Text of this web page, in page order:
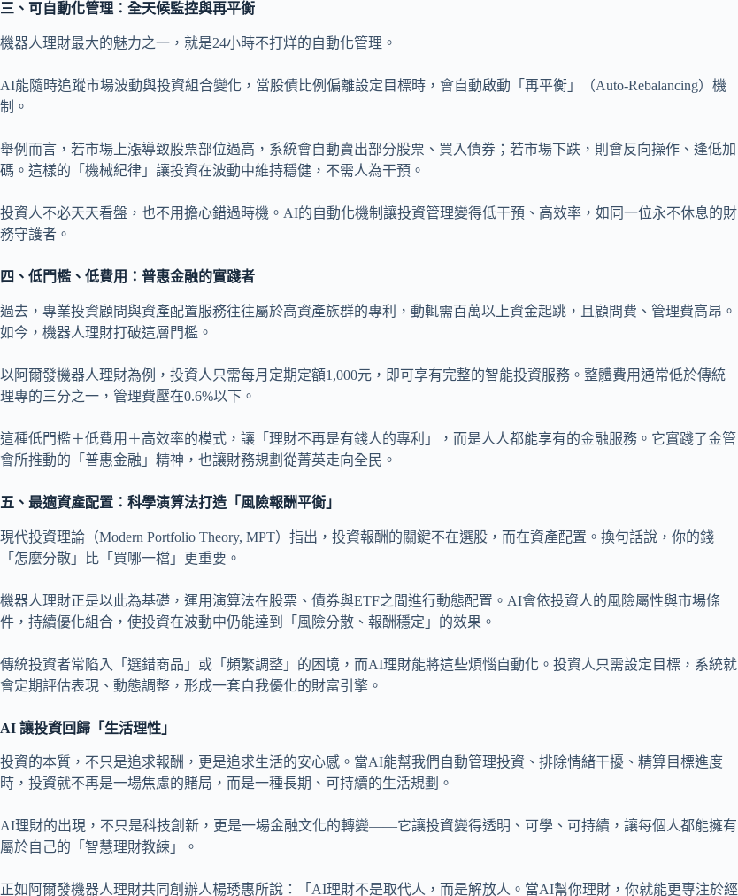
三、可自動化管理：全天候監控與再平衡
機器人理財最大的魅力之一，就是24小時不打烊的自動化管理。
AI能隨時追蹤市場波動與投資組合變化，當股債比例偏離設定目標時，會自動啟動「再平衡」（Auto-Rebalancing）機
制。
舉例而言，若市場上漲導致股票部位過高，系統會自動賣出部分股票、買入債券；若市場下跌，則會反向操作、逢低加
碼。這樣的「機械紀律」讓投資在波動中維持穩健，不需人為干預。
投資人不必天天看盤，也不用擔心錯過時機。AI的自動化機制讓投資管理變得低干預、高效率，如同一位永不休息的財
務守護者。
四、低門檻、低費用：普惠金融的實踐者
過去，專業投資顧問與資產配置服務往往屬於高資產族群的專利，動輒需百萬以上資金起跳，且顧問費、管理費高昂。
如今，機器人理財打破這層門檻。
以阿爾發機器人理財為例，投資人只需每月定期定額1,000元，即可享有完整的智能投資服務。整體費用通常低於傳統
理專的三分之一，管理費壓在0.6%以下。
這種低門檻＋低費用＋高效率的模式，讓「理財不再是有錢人的專利」，而是人人都能享有的金融服務。它實踐了金管
會所推動的「普惠金融」精神，也讓財務規劃從菁英走向全民。
五、最適資產配置：科學演算法打造「風險報酬平衡」
現代投資理論（Modern Portfolio Theory, MPT）指出，投資報酬的關鍵不在選股，而在資產配置。換句話說，你的錢
「怎麼分散」比「買哪一檔」更重要。
機器人理財正是以此為基礎，運用演算法在股票、債券與ETF之間進行動態配置。AI會依投資人的風險屬性與市場條
件，持續優化組合，使投資在波動中仍能達到「風險分散、報酬穩定」的效果。
傳統投資者常陷入「選錯商品」或「頻繁調整」的困境，而AI理財能將這些煩惱自動化。投資人只需設定目標，系統就
會定期評估表現、動態調整，形成一套自我優化的財富引擎。
AI 讓投資回歸「生活理性」
投資的本質，不只是追求報酬，更是追求生活的安心感。當AI能幫我們自動管理投資、排除情緒干擾、精算目標進度
時，投資就不再是一場焦慮的賭局，而是一種長期、可持續的生活規劃。
AI理財的出現，不只是科技創新，更是一場金融文化的轉變——它讓投資變得透明、可學、可持續，讓每個人都能擁有
屬於自己的「智慧理財教練」。
正如阿爾發機器人理財共同創辦人楊琇惠所說：「AI理財不是取代人，而是解放人。當AI幫你理財，你就能更專注於經